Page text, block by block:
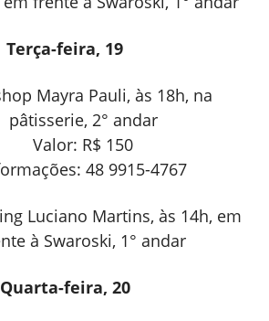
Terça-feira, 19
Mayra Pauli, às 18h, na
pâtisserie, 2° andar
Valor: R$ 150
48 9915-4767
Luciano Martins, às 14h, em
à Swaroski, 1° andar
Quarta-feira, 20